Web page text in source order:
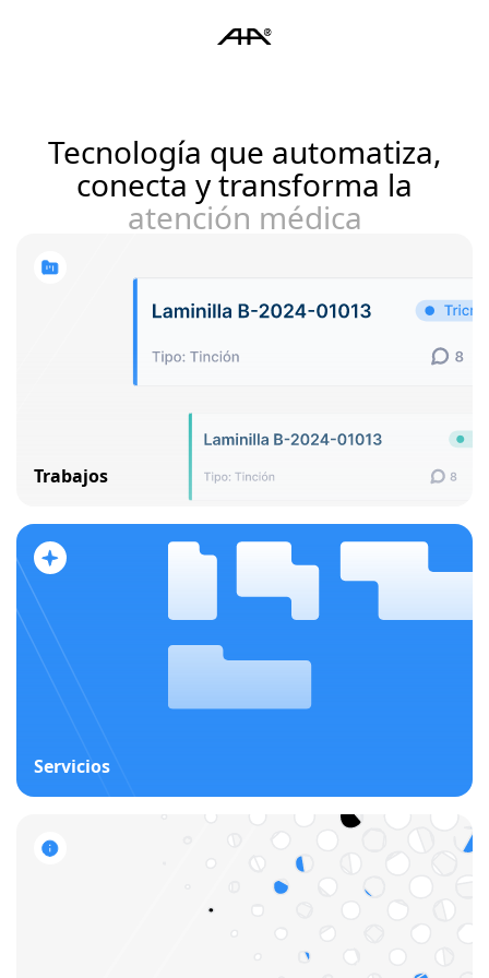
Tecnología que automatiza,
conecta y transforma la
atención médica
Trabajos
Servicios